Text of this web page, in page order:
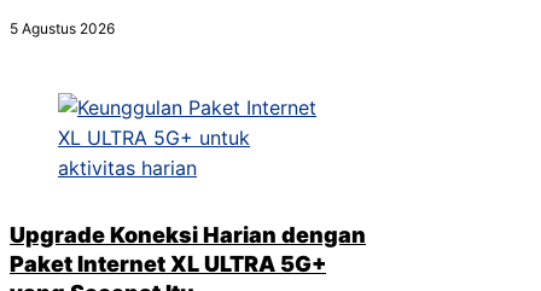
5 Agustus 2026
Upgrade Koneksi Harian dengan
Paket Internet XL ULTRA 5G+